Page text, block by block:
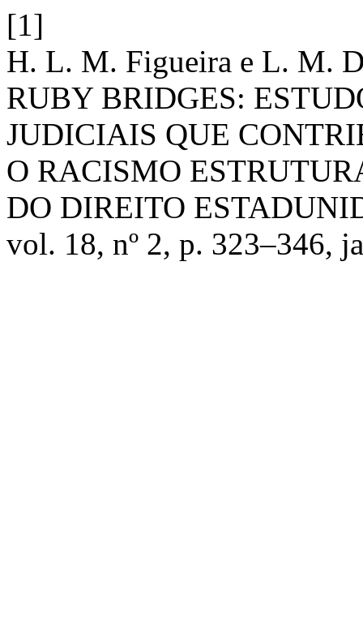
[1]
H. L. M. Figueira e L. M.
RUBY BRIDGES:
JUDICIAIS QUE
O RACISMO
DO DIREITO
vol. 18, nº 2, p. 323–346,